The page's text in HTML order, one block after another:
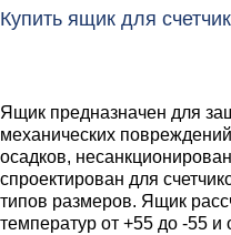
Купить ящик для
Ящик предназначен для
механических
осадков,
спроектирован для
типов размеров. Ящик
температур от +55 до -55 и